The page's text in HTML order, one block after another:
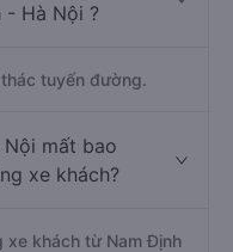
Hà Nội ?
tuyến đường.
mất bao
xe khách?
xe khách từ Nam Định